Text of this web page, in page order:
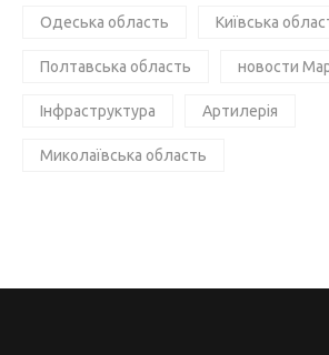
Одеська область Київська
Полтавська область новости
Інфраструктура Артилерія
Миколаївська область